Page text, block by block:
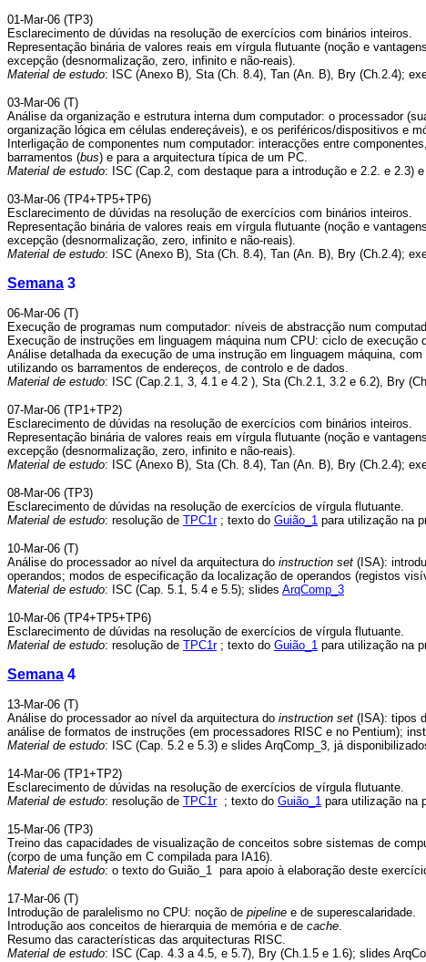
01-Mar-06 (TP3)
Esclarecimento de dúvidas na resolução de exercícios com binários inteiros.
Representação binária de valores reais em vírgula flutuante (noção e
excepção (desnormalização, zero, infinito e não-reais).
Material de estudo: ISC (Anexo B), Sta (Ch. 8.4), Tan (An. B), Bry (Ch.2.4);
03-Mar-06 (T)
Análise da organização e estrutura interna dum computador: o processador
organização lógica em células endereçáveis), e os periféricos/dispositivos e
Interligação de componentes num computador: interacções entre
barramentos (bus) e para a arquitectura típica de um PC.
Material de estudo: ISC (Cap.2, com destaque para a introdução e 2.2. e 2.3)
03-Mar-06 (TP4+TP5+TP6)
Esclarecimento de dúvidas na resolução de exercícios com binários inteiros.
Representação binária de valores reais em vírgula flutuante (noção e
excepção (desnormalização, zero, infinito e não-reais).
Material de estudo: ISC (Anexo B), Sta (Ch. 8.4), Tan (An. B), Bry (Ch.2.4);
Semana 3
06-Mar-06 (T)
Execução de programas num computador: níveis de abstracção num
Execução de instruções em linguagem máquina num CPU: ciclo de
Análise detalhada da execução de uma instrução em linguagem máquina,
utilizando os barramentos de endereços, de controlo e de dados.
Material de estudo: ISC (Cap.2.1, 3, 4.1 e 4.2 ), Sta (Ch.2.1, 3.2 e 6.2), Bry
07-Mar-06 (TP1+TP2)
Esclarecimento de dúvidas na resolução de exercícios com binários inteiros.
Representação binária de valores reais em vírgula flutuante (noção e
excepção (desnormalização, zero, infinito e não-reais).
Material de estudo: ISC (Anexo B), Sta (Ch. 8.4), Tan (An. B), Bry (Ch.2.4);
08-Mar-06 (TP3)
Esclarecimento de dúvidas na resolução de exercícios de vírgula flutuante.
Material de estudo: resolução de TPC1r; texto do Guião_1 para utilização na
10-Mar-06 (T)
Análise do processador ao nível da arquitectura do instruction set (ISA):
operandos; modos de especificação da localização de operandos (registos
Material de estudo: ISC (Cap. 5.1, 5.4 e 5.5); slides ArqComp_3
10-Mar-06 (TP4+TP5+TP6)
Esclarecimento de dúvidas na resolução de exercícios de vírgula flutuante.
Material de estudo: resolução de TPC1r; texto do Guião_1 para utilização na
Semana 4
13-Mar-06 (T)
Análise do processador ao nível da arquitectura do instruction set (ISA): tipos
análise de formatos de instruções (em processadores RISC e no Pentium);
Material de estudo: ISC (Cap. 5.2 e 5.3) e slides ArqComp_3, já
14-Mar-06 (TP1+TP2)
Esclarecimento de dúvidas na resolução de exercícios de vírgula flutuante.
Material de estudo: resolução de TPC1r; texto do Guião_1 para utilização na
15-Mar-06 (TP3)
Treino das capacidades de visualização de conceitos sobre sistemas de
(corpo de uma função em C compilada para IA16).
Material de estudo: o texto do Guião_1 para apoio à elaboração deste
17-Mar-06 (T)
Introdução de paralelismo no CPU: noção de pipeline e de superescalaridade.
Introdução aos conceitos de hierarquia de memória e de cache.
Resumo das características das arquitecturas RISC.
Material de estudo: ISC (Cap. 4.3 a 4.5, e 5.7), Bry (Ch.1.5 e 1.6); slides